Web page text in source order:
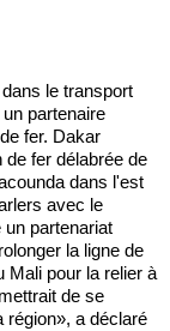
le transport
partenaire
fer. Dakar
fer délabrée de
dans l'est
avec le
partenariat
la ligne de
Mali pour la relier à
de se
région», a déclaré